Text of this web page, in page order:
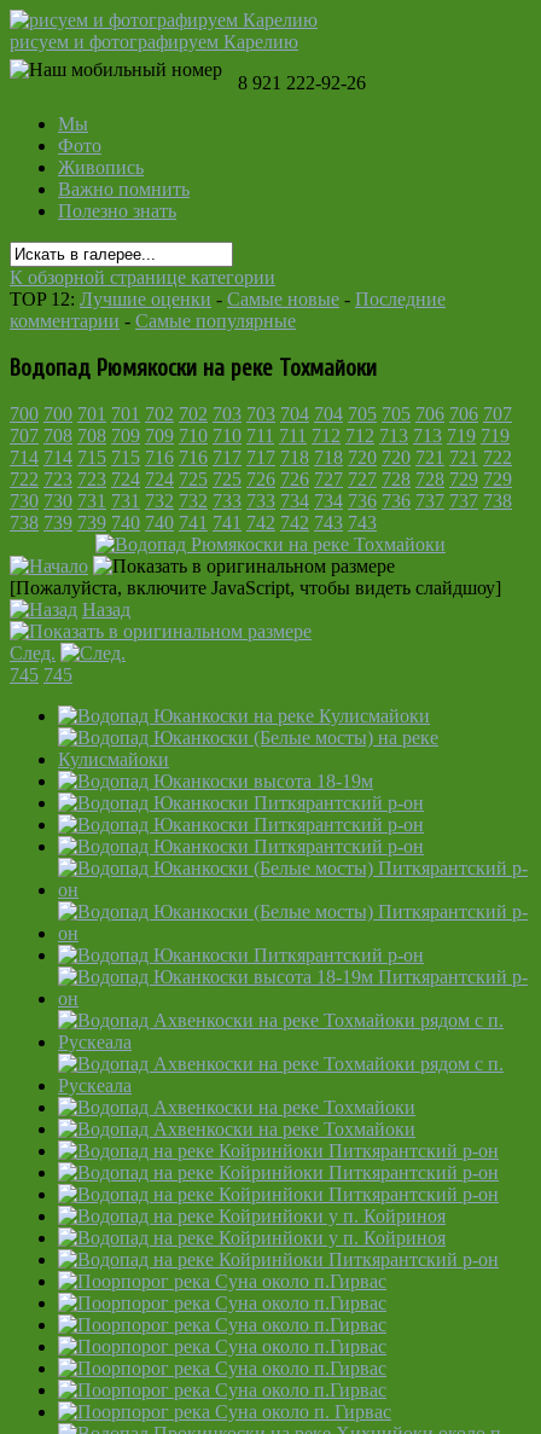
рисуем и фотографируем Карелию
8 921 222-92-26
Мы
Фото
Живопись
Важно помнить
Полезно знать
К обзорной странице категории
TOP 12: Лучшие оценки - Самые новые - Последние
комментарии - Самые популярные
Водопад Рюмякоски на реке Тохмайоки
700 700 701 701 702 702 703 703 704 704 705 705 706 706 707
707 708 708 709 709 710 710 711 711 712 712 713 713 719 719
714 714 715 715 716 716 717 717 718 718 720 720 721 721 722
722 723 723 724 724 725 725 726 726 727 727 728 728 729 729
730 730 731 731 732 732 733 733 734 734 736 736 737 737 738
738 739 739 740 740 741 741 742 742 743 743
[Пожалуйста, включите JavaScript, чтобы видеть слайдшоу]
Назад
След.
745 745